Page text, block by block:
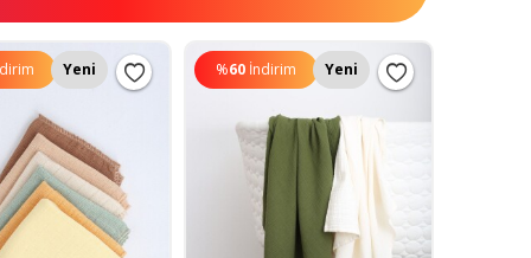
Yeni %60 İndirim Yeni